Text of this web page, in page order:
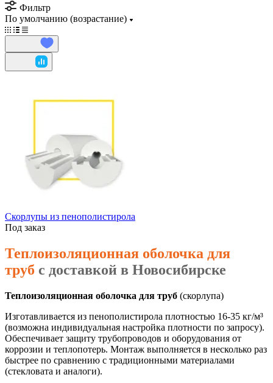
Фильтр
По умолчанию (возрастание)
Скорлупы из пенополистирола
Под заказ
Теплоизоляционная оболочка для
труб с доставкой в Новосибирске
Теплоизоляционная оболочка для труб (скорлупа)
Изготавливается из пенополистирола плотностью 16-35 кг/м³
(возможна индивидуальная настройка плотности по запросу).
Обеспечивает защиту трубопроводов и оборудования от
коррозии и теплопотерь. Монтаж выполняется в несколько раз
быстрее по сравнению с традиционными материалами
(стекловата и аналоги).